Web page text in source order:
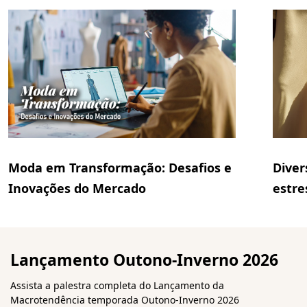
Moda em Transformação: Desafios e
Inovações do Mercado
Lançamento Outono-Inverno 2026
Assista a palestra completa do Lançamento da
Macrotendência temporada Outono-Inverno 2026